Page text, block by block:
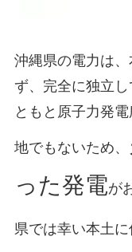
沖縄県の電力は
ず、完全に独立
ともと原子力発
地でもないため、
った発電が
県では幸い本土